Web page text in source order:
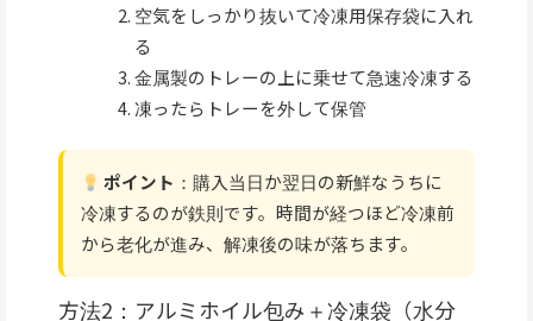
空気をしっかり抜いて冷凍用保存袋に入れ
る
金属製のトレーの上に乗せて急速冷凍する
凍ったらトレーを外して保管
ポイント ：購入当日か翌日の新鮮なうちに
冷凍するのが鉄則です。時間が経つほど冷凍前
から老化が進み、解凍後の味が落ちます。
方法2：アルミホイル包み＋冷凍袋（水分